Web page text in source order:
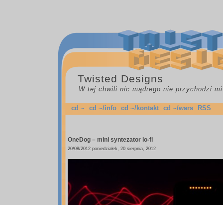
Twisted Designs
W tej chwili nic mądrego nie przychodzi mi
cd ~ cd ~/info cd ~/kontakt cd ~/wars RSS
OneDog – mini syntezator lo-fi
20/08/2012 poniedziałek, 20 sierpnia, 2012